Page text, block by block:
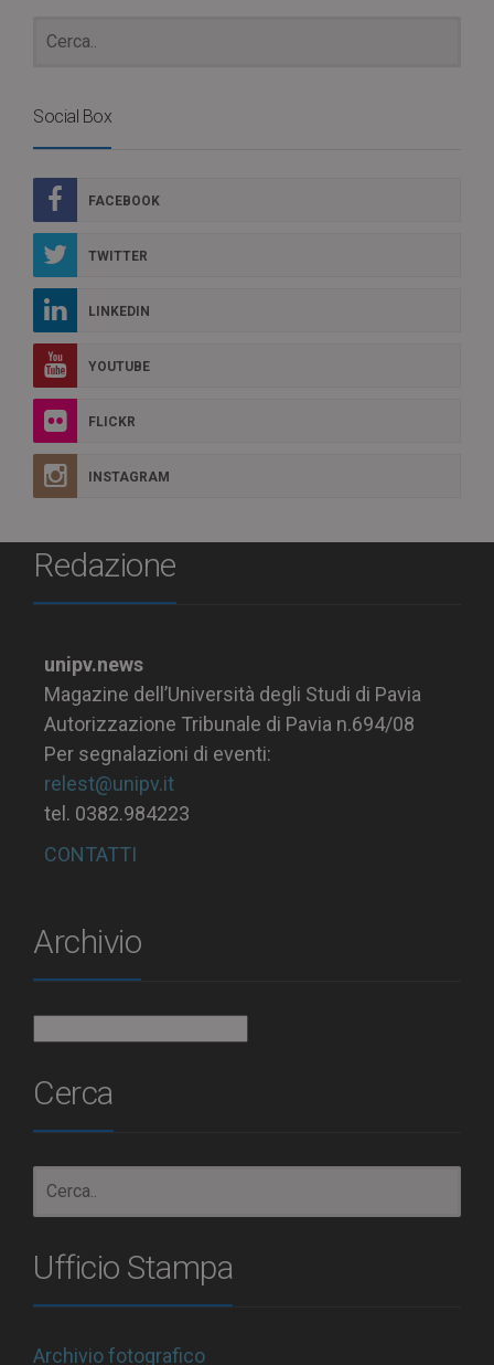
Social Box
FACEBOOK
TWITTER
LINKEDIN
YOUTUBE
FLICKR
INSTAGRAM
Redazione
unipv.news
Magazine dell’Università degli Studi di Pavia
Autorizzazione Tribunale di Pavia n.694/08
Per segnalazioni di eventi:
relest@unipv.it
tel. 0382.984223
CONTATTI
Archivio
Cerca
Ufficio Stampa
Archivio fotografico